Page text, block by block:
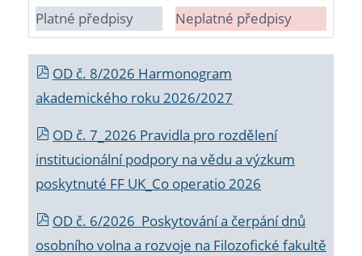
Platné předpisy Neplatné předpisy
OD č. 8/2026 Harmonogram
akademického roku 2026/2027
OD č. 7_2026 Pravidla pro rozdělení
institucionální podpory na vědu a výzkum
poskytnuté FF UK_Co operatio 2026
OD č. 6/2026 Poskytování a čerpání dnů
osobního volna a rozvoje na Filozofické fakultě